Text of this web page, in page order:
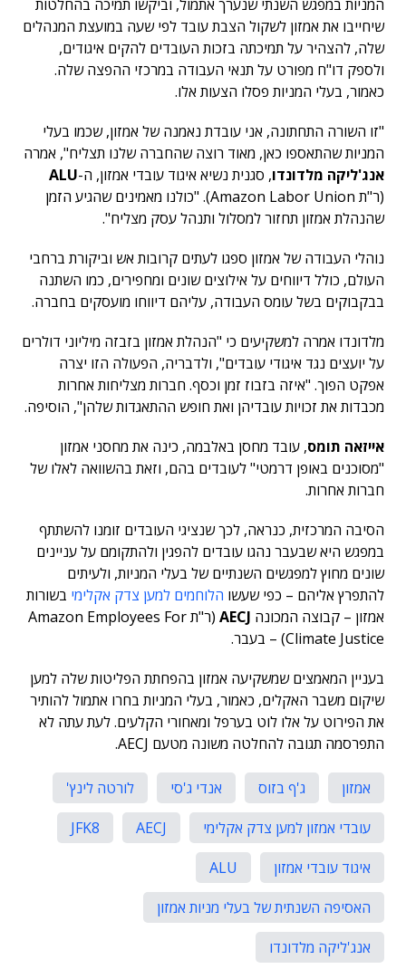
המניות במפגש השנתי שנערך אתמול, וביקשו תמיכה בהחלטות
שיחייבו את אמזון לשקול הצבת עובד לפי שעה במועצת המנהלים
שלה, להצהיר על תמיכתה בזכות העובדים להקים איגודים,
ולספק דו"ח מפורט על תנאי העבודה במרכזי ההפצה שלה.
כאמור, בעלי המניות פסלו הצעות אלו.
"זו השורה התחתונה, אני עובדת נאמנה של אמזון, שכמו בעלי
המניות שהתאספו כאן, מאוד רוצה שהחברה שלנו תצליח", אמרה
אנג'ליקה מלדונדו, סגנית נשיא איגוד עובדי אמזון, ה-ALU
(ר"ת Amazon Labor Union). "כולנו מאמינים שהגיע הזמן
שהנהלת אמזון תחזור למסלול ותנהל עסק מצליח".
נוהלי העבודה של אמזון ספגו לעתים קרובות אש וביקורת ברחבי
העולם, כולל דיווחים על אילוצים שונים ומחפירים, כמו השתנה
בבקבוקים בשל עומס העבודה, עליהם דיווחו מועסקים בחברה.
מלדונדו אמרה למשקיעים כי "הנהלת אמזון בזבזה מיליוני דולרים
על יועצים נגד איגודי עובדים", ולדבריה, הפעולה הזו יצרה
אפקט הפוך. "איזה בזבוז זמן וכסף. חברות מצליחות אחרות
מכבדות את זכויות עובדיהן ואת חופש ההתאגדות שלהן", הוסיפה.
אייזאה תומס, עובד מחסן באלבמה, כינה את מחסני אמזון
"מסוכנים באופן דרמטי" לעובדים בהם, וזאת בהשוואה לאלו של
חברות אחרות.
הסיבה המרכזית, כנראה, לכך שנציגי העובדים זומנו להשתתף
במפגש היא שבעבר נהגו עובדים להפגין ולהתקומם על עניינים
שונים מחוץ למפגשים השנתיים של בעלי המניות, ולעיתים
להתפרץ אליהם – כפי שעשו הלוחמים למען צדק אקלימי בשורות
אמזון – קבוצה המכונה AECJ
(ר"ת Amazon Employees For
Climate Justice) – בעבר.
בעניין המאמצים שמשקיעה אמזון בהפחתת הפליטות שלה למען
שיקום משבר האקלים, כאמור, בעלי המניות בחרו אתמול להותיר
את הפירוט על אלו לוט בערפל ומאחורי הקלעים. לעת עתה לא
התפרסמה תגובה להחלטה משונה מטעם AECJ.
אמזון ג'ף בזוס אנדי ג'סי
לורטה לינץ'
עובדי אמזון למען צדק אקלימי
AECJ
JFK8
איגוד עובדי אמזון
ALU
האסיפה השנתית של בעלי מניות אמזון
אנג'ליקה מלדונדו